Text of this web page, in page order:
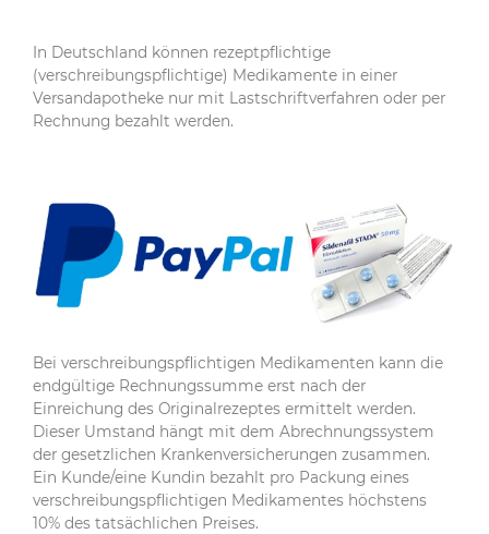
In Deutschland können rezeptpflichtige
(verschreibungspflichtige) Medikamente in einer
Versandapotheke nur mit Lastschriftverfahren oder per
Rechnung bezahlt werden.
Bei verschreibungspflichtigen Medikamenten kann die
endgültige Rechnungssumme erst nach der
Einreichung des Originalrezeptes ermittelt werden.
Dieser Umstand hängt mit dem Abrechnungssystem
der gesetzlichen Krankenversicherungen zusammen.
Ein Kunde/eine Kundin bezahlt pro Packung eines
verschreibungspflichtigen Medikamentes höchstens
10% des tatsächlichen Preises.